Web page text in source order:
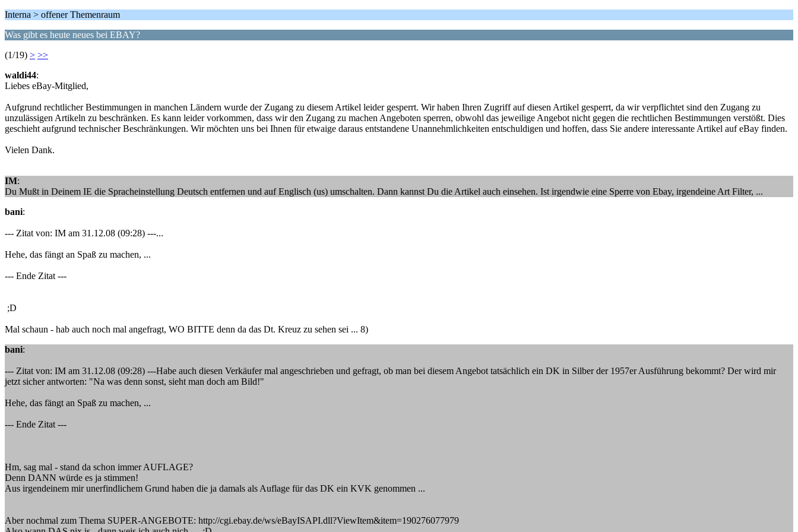
Interna > offener Themenraum
Was gibt es heute neues bei EBAY?
(1/19) > >>
waldi44:
Liebes eBay-Mitglied,
Aufgrund rechtlicher Bestimmungen in manchen Ländern wurde der Zugang zu diesem Artikel leider gesperrt. Wir haben Ihren Zugriff auf diesen Artikel gesperrt, da wir verpflichtet sind den Zugang zu
unzulässigen Artikeln zu beschränken. Es kann leider vorkommen, dass wir den Zugang zu machen Angeboten sperren, obwohl das jeweilige Angebot nicht gegen die rechtlichen Bestimmungen verstößt. Dies
geschieht aufgrund technischer Beschränkungen. Wir möchten uns bei Ihnen für etwaige daraus entstandene Unannehmlichkeiten entschuldigen und hoffen, dass Sie andere interessante Artikel auf eBay finden.
Vielen Dank.
IM:
Du Mußt in Deinem IE die Spracheinstellung Deutsch entfernen und auf Englisch (us) umschalten. Dann kannst Du die Artikel auch einsehen. Ist irgendwie eine Sperre von Ebay, irgendeine Art Filter, ...
bani:
--- Zitat von: IM am 31.12.08 (09:28) ---...
Hehe, das fängt an Spaß zu machen, ...
--- Ende Zitat ---
;D
Mal schaun - hab auch noch mal angefragt, WO BITTE denn da das Dt. Kreuz zu sehen sei ... 8)
bani:
--- Zitat von: IM am 31.12.08 (09:28) ---Habe auch diesen Verkäufer mal angeschrieben und gefragt, ob man bei diesem Angebot tatsächlich ein DK in Silber der 1957er Ausführung bekommt? Der wird mir
jetzt sicher antworten: "Na was denn sonst, sieht man doch am Bild!"
Hehe, das fängt an Spaß zu machen, ...
--- Ende Zitat ---
Hm, sag mal - stand da schon immer AUFLAGE?
Denn DANN würde es ja stimmen!
Aus irgendeinem mir unerfindlichem Grund haben die ja damals als Auflage für das DK ein KVK genommen ...
Aber nochmal zum Thema SUPER-ANGEBOTE: http://cgi.ebay.de/ws/eBayISAPI.dll?ViewItem&item=190276077979